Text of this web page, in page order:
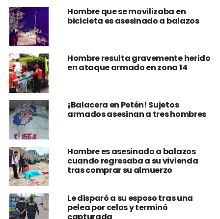
Hombre que se movilizaba en
bicicleta es asesinado a balazos
Hombre resulta gravemente herido
en ataque armado en zona 14
¡Balacera en Petén! Sujetos
armados asesinan a tres hombres
Hombre es asesinado a balazos
cuando regresaba a su vivienda
tras comprar su almuerzo
Le disparó a su esposo tras una
pelea por celos y terminó
capturada